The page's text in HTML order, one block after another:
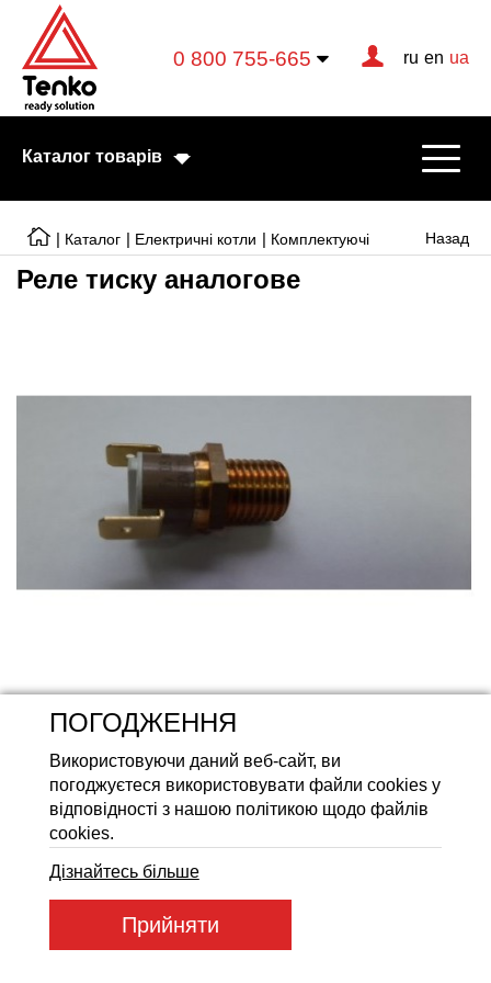
0 800 755-665 ru en ua
Каталог товарів
Конвектори
Тепловентилятори
Готові рішення
Акумуляторні батареї
Назад
| Каталог | Електричні котли | Комплектуючі
Реле тиску аналогове
Код товару:96592
650ГРН
Купити
ПОГОДЖЕННЯ
Використовуючи даний веб-сайт, ви
погоджуєтеся використовувати файли cookies у
відповідності з нашою політикою щодо файлів
cookies.
Дізнайтесь більше
Прийняти